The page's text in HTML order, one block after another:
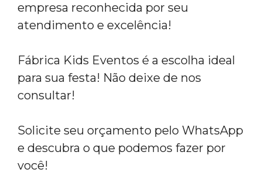
empresa reconhecida por seu
atendimento e excelência!
Fábrica Kids Eventos é a escolha ideal
para sua festa! Não deixe de nos
consultar!
Solicite seu orçamento pelo WhatsApp
e descubra o que podemos fazer por
você!